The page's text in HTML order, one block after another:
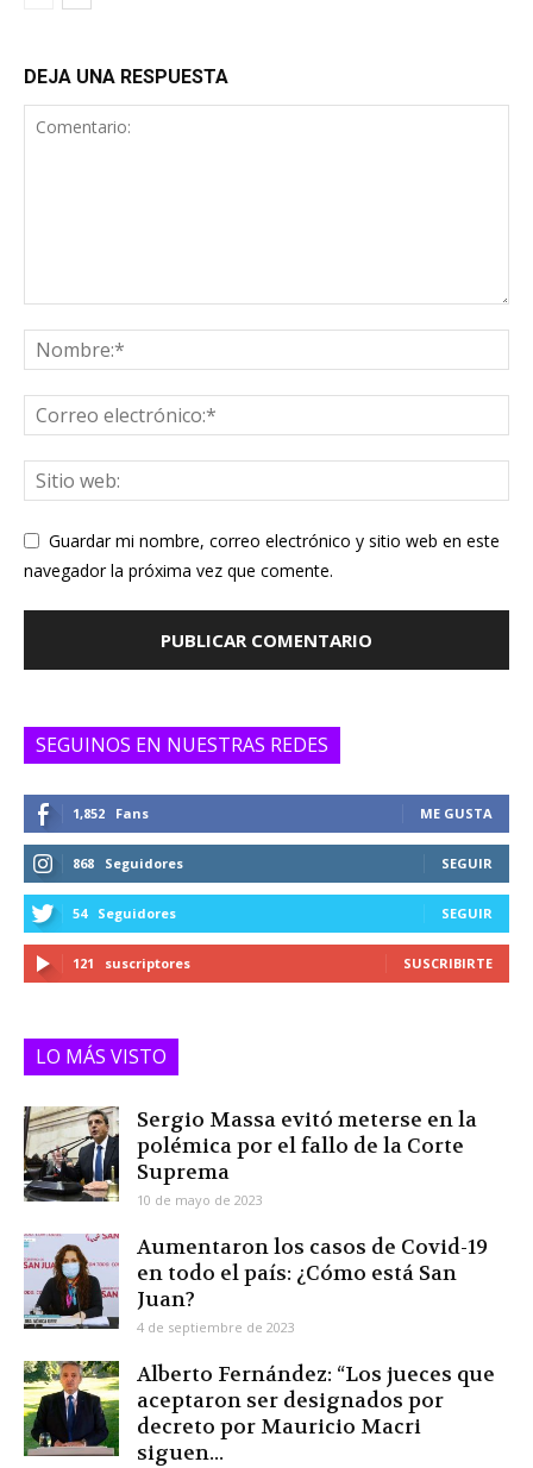
DEJA UNA RESPUESTA
Guardar mi nombre, correo electrónico y sitio web en este
navegador la próxima vez que comente.
SEGUINOS EN NUESTRAS REDES
1,852 Fans ME GUSTA
868 Seguidores SEGUIR
54 Seguidores SEGUIR
121 suscriptores SUSCRIBIRTE
LO MÁS VISTO
Sergio Massa evitó meterse en la
polémica por el fallo de la Corte
Suprema
10 de mayo de 2023
Aumentaron los casos de Covid-19
en todo el país: ¿Cómo está San
Juan?
4 de septiembre de 2023
Alberto Fernández: “Los jueces que
aceptaron ser designados por
decreto por Mauricio Macri
siguen...